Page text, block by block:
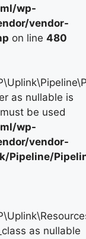
wp-
vendor-
on line 480
as nullable is
be used
wp-
vendor-
Pipeline/
as nullable